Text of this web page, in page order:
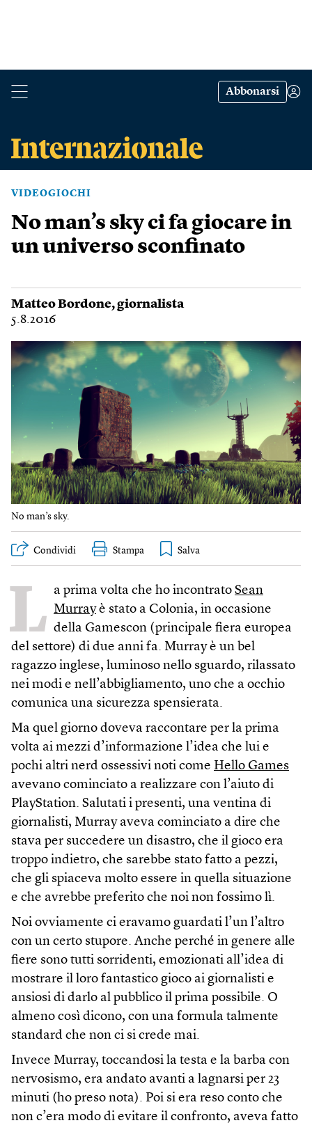
Abbonarsi
VIDEOGIOCHI
No man’s sky ci fa giocare in
un universo sconfinato
Matteo Bordone, giornalista
5.8.2016
No man’s sky.
Condividi Stampa
L a prima volta che ho incontrato Sean
Murrayè stato a Colonia, in occasione
della Gamescon (principale fiera europea
del settore) di due anni fa. Murray è un bel
ragazzo inglese, luminoso nello sguardo, rilassato
nei modi e nell’abbigliamento, uno che a occhio
comunica una sicurezza spensierata.
Ma quel giorno doveva raccontare per la prima
volta ai mezzi d’informazione l’idea che lui e
pochi altri nerd ossessivi noti come Hello Games
avevano cominciato a realizzare con l’aiuto di
PlayStation. Salutati i presenti, una ventina di
giornalisti, Murray aveva cominciato a dire che
stava per succedere un disastro, che il gioco era
troppo indietro, che sarebbe stato fatto a pezzi,
che gli spiaceva molto essere in quella situazione
e che avrebbe preferito che noi non fossimo lì.
Noi ovviamente ci eravamo guardati l’un l’altro
con un certo stupore. Anche perché in genere alle
fiere sono tutti sorridenti, emozionati all’idea di
mostrare il loro fantastico gioco ai giornalisti e
ansiosi di darlo al pubblico il prima possibile. O
almeno così dicono, con una formula talmente
standard che non ci si crede mai.
Invece Murray, toccandosi la testa e la barba con
nervosismo, era andato avanti a lagnarsi per 23
minuti (ho preso nota). Poi si era reso conto che
non c’era modo di evitare il confronto, aveva fatto